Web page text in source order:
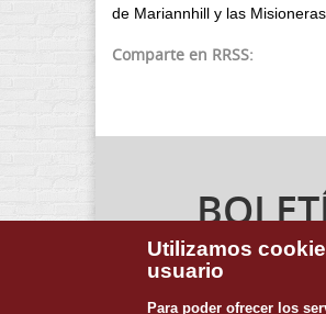
de Mariannhill y las
Comparte en RRSS:
Para suscribirte a
Utilizamos
usuario
Para poder ofrecer los